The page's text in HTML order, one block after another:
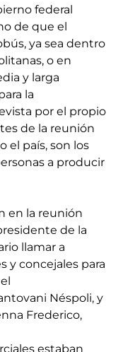
federal
de que el
ya sea dentro
o en
y larga
la
por el propio
de la reunión
el país, son los
a producir
en la reunión
de la
llamar a
y concejales para
Néspoli, y
Frederico,
estaban